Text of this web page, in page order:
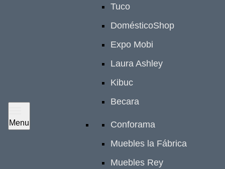
Menu
Tuco
DomésticoShop
Expo Mobi
Laura Ashley
Kibuc
Becara
Conforama
Muebles la Fábrica
Muebles Rey